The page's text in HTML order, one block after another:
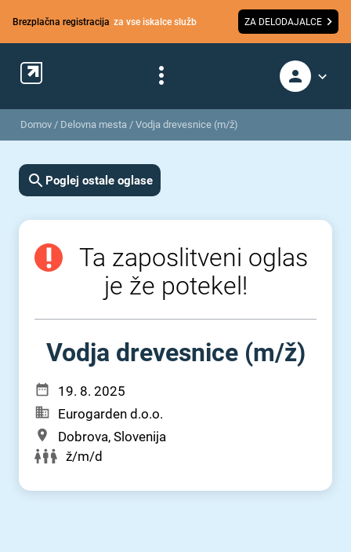
Brezplačna registracija za vse iskalce služb ZA DELODAJALCE
Domov / Delovna mesta / Vodja drevesnice (m/ž)
Poglej ostale oglase
Ta zaposlitveni oglas
je že potekel!
Vodja drevesnice (m⁠/⁠ž)
19. 8. 2025
Eurogarden d.o.o.
Dobrova, Slovenija
ž/m/d